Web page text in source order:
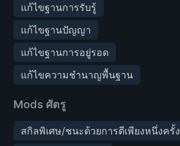
แก้ไขฐานการรับรู้
แก้ไขฐานปัญญา
แก้ไขฐานการอยู่รอด
แก้ไขความชำนาญพื้นฐาน
Mods ศัตรู
สกิลพิเศษ/ชนะด้วยการตีเพียงหนึ่งครั้ง